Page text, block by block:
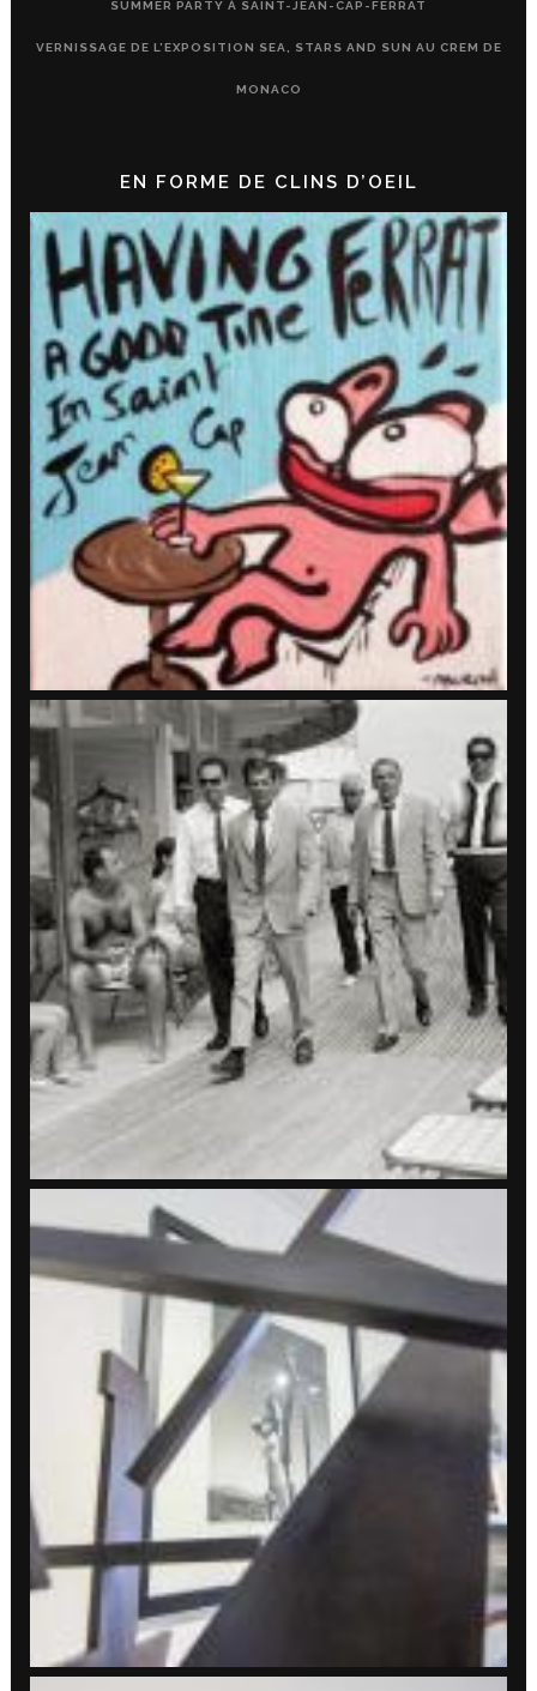
SUMMER PARTY À SAINT-JEAN-CAP-FERRAT
VERNISSAGE DE L’EXPOSITION SEA, STARS AND SUN AU CREM DE
MONACO
EN FORME DE CLINS D’OEIL